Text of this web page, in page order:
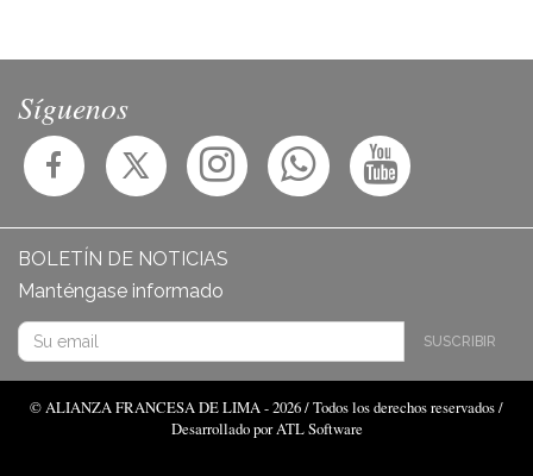
Síguenos
BOLETÍN DE NOTICIAS
Manténgase informado
SUSCRIBIR
© ALIANZA FRANCESA DE LIMA - 2026 / Todos los derechos reservados /
Desarrollado por ATL Software